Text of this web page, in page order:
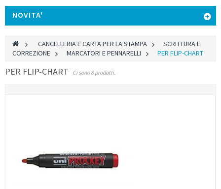
NOVITA'
> CANCELLERIA E CARTA PER LA STAMPA >
SCRITTURA E
CORREZIONE > MARCATORI E PENNARELLI > PER FLIP-CHART
PER FLIP-CHART Ci sono 8 prodotti.